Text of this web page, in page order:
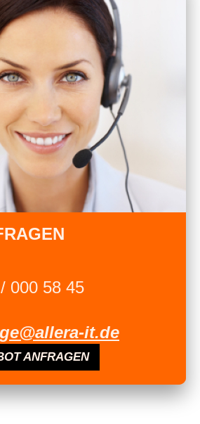
000 58 45
it.de
ANFRAGEN